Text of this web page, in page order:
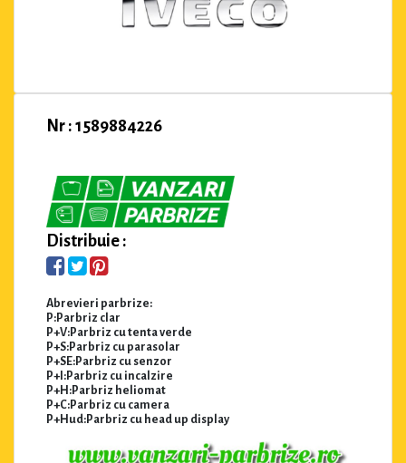
Nr : 1589884226
Distribuie :
Abrevieri parbrize:
P:Parbriz clar
P+V:Parbriz cu tenta verde
P+S:Parbriz cu parasolar
P+SE:Parbriz cu senzor
P+I:Parbriz cu incalzire
P+H:Parbriz heliomat
P+C:Parbriz cu camera
P+Hud:Parbriz cu head up display